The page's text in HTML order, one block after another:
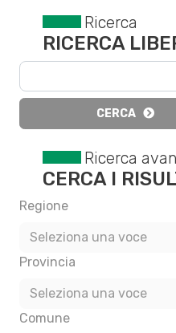
Ricerca
RICERCA
CERCA
Ricerca
CERCA I
Regione
Seleziona una voce
Provincia
Seleziona una voce
Comune